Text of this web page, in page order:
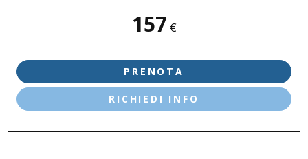
157 €
PRENOTA
RICHIEDI INFO